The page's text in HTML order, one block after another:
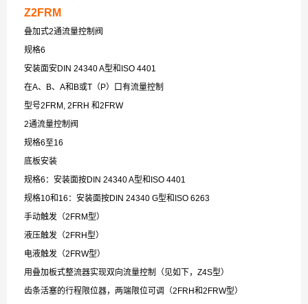
Z2FRM
叠加式2通流量控制阀
规格6
安装面安DIN 24340 A型和ISO 4401
在A、B、A和B或T（P）口有流量控制
型号2FRM, 2FRH 和2FRW
2通流量控制阀
规格6至16
底板安装
规格6：安装面按DIN 24340 A型和ISO 4401
规格10和16：安装面按DIN 24340 G型和ISO 6263
手动触发（2FRM型）
液压触发（2FRH型）
电液触发（2FRW型）
用叠加板式整流器实现双向流量控制（见如下，Z4S型）
齿条活塞的行程限位器，两端限位可调（2FRH和2FRW型）